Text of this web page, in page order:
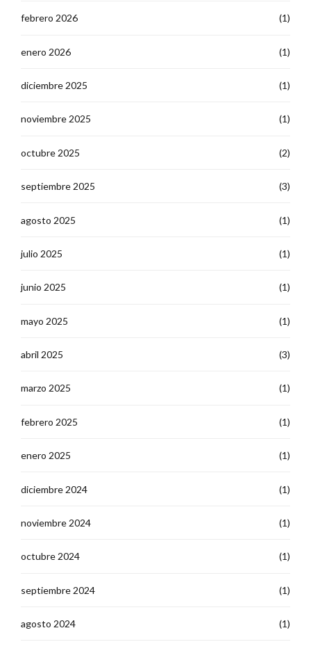
febrero 2026 (1)
enero 2026 (1)
diciembre 2025 (1)
noviembre 2025 (1)
octubre 2025 (2)
septiembre 2025 (3)
agosto 2025 (1)
julio 2025 (1)
junio 2025 (1)
mayo 2025 (1)
abril 2025 (3)
marzo 2025 (1)
febrero 2025 (1)
enero 2025 (1)
diciembre 2024 (1)
noviembre 2024 (1)
octubre 2024 (1)
septiembre 2024 (1)
agosto 2024 (1)